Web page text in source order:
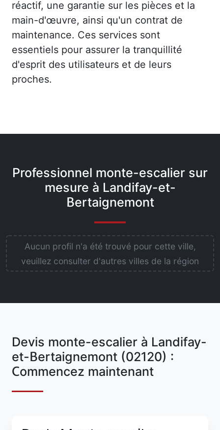
réactif, une garantie sur les pièces et la
main-d'œuvre, ainsi qu'un contrat de
maintenance. Ces services sont
essentiels pour assurer la tranquillité
d'esprit des utilisateurs et de leurs
proches.
Professionnel monte-escalier sur
mesure à Landifay-et-
Bertaignemont
Aucun profil n'a été trouvé pour cette ville,
veuillez consulter d'autres villes de la région
Devis monte-escalier à Landifay-
et-Bertaignemont (02120) :
Commencez maintenant